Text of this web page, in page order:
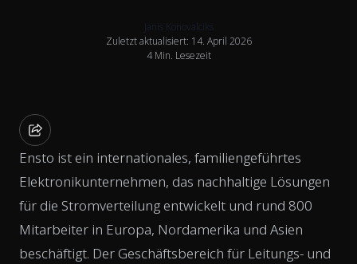
Janis Konovalciks
Zuletzt aktualisiert: 14. April 2026
4 Min. Lesezeit
Ensto ist ein internationales, familiengeführtes
Elektronikunternehmen, das nachhaltige Lösungen
für die Stromverteilung entwickelt und rund 800
Mitarbeiter in Europa, Nordamerika und Asien
beschäftigt. Der Geschäftsbereich für Leitungs- und